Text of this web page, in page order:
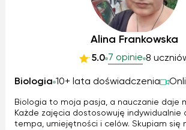
Alina Frankowska
5.0 7 opinie 8
Biologia 10+ lata doświadczenia
Biologia to moja pasja, a nauczanie daje
Każde zajęcia dostosowuję indywidualnie
tempa, umiejętności i celów. Skupiam się